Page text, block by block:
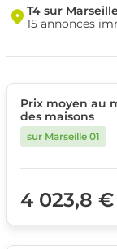
T4 sur
15 annonces
Prix moyen au
des maisons
sur Marseille 01
4 023,8 €